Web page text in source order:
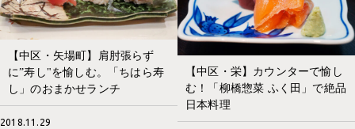
【中区・矢場町】肩肘張らず
に”寿し"を愉しむ。「ちはら寿
し」のおまかせランチ
2018.11.29
【中区・栄】カウンターで愉し
む！「柳橋惣菜 ふく田」で絶品
日本料理